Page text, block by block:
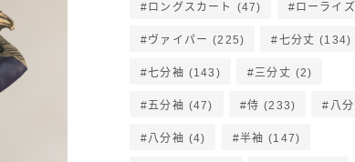
ロングスカート (47) ローライズ
ヴァイパー (225) 七分丈 (134)
七分袖 (143) 三分丈 (2)
五分袖 (47) 侍 (233) 八
八分袖 (4) 半袖 (147)